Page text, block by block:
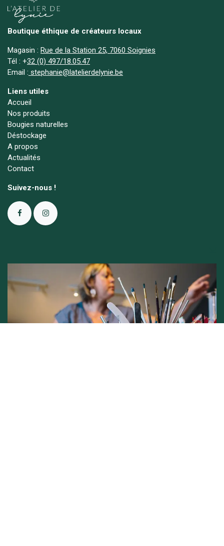
Boutique éthique de créateurs locaux
Magasin : Rue de la Station 25, 7060 Soignies
Tél : +32 (0) 497/18.05.47
Email : stephanie@latelierdelynie.be
Liens utiles
Accueil
Nos produits
Bougies naturelles
Déstockage
A propos
Actualités
Contact
Suivez-nous !